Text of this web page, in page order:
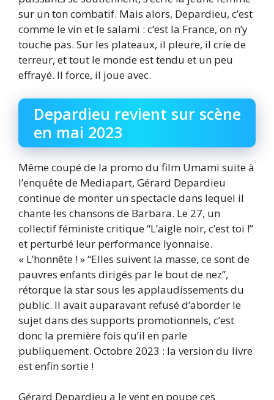
sur un ton combatif. Mais alors, Depardieu, c’est
comme le vin et le salami : c’est la France, on n’y
touche pas. Sur les plateaux, il pleure, il crie de
terreur, et tout le monde est tendu et un peu
effrayé. Il force, il joue avec.
Depardieu revient sur scène
en mai 2023
Même coupé de la promo du film Umami suite à
l’enquête de Mediapart, Gérard Depardieu
continue de monter un spectacle dans lequel il
chante les chansons de Barbara. Le 27, un
collectif féministe critique “L’aigle noir, c’est toi !”
et perturbé leur performance lyonnaise.
« L’honnête ! » “Elles suivent la masse, ce sont de
pauvres enfants dirigés par le bout de nez”,
rétorque la star sous les applaudissements du
public. Il avait auparavant refusé d’aborder le
sujet dans des supports promotionnels, c’est
donc la première fois qu’il en parle
publiquement. Octobre 2023 : la version du livre
est enfin sortie !
Gérard Depardieu a le vent en poupe ces